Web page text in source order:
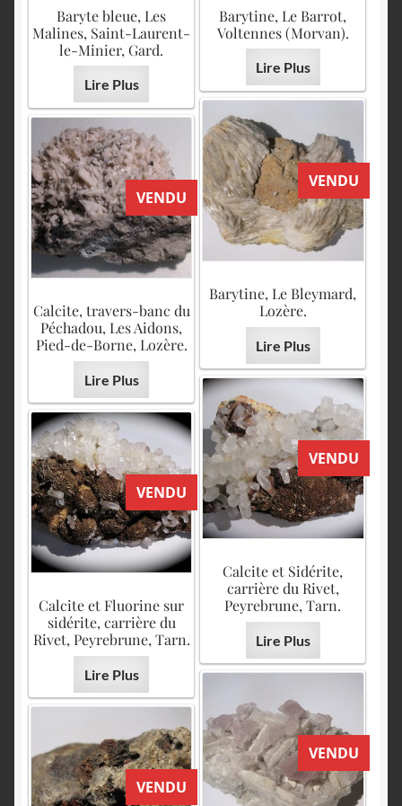
Baryte bleue, Les
Malines, Saint-Laurent-
le-Minier, Gard.
Lire Plus
Barytine, Le Barrot,
Voltennes (Morvan).
Lire Plus
VENDU
Barytine, Le Bleymard,
Lozère.
Lire Plus
VENDU
Calcite, travers-banc du
Péchadou, Les Aidons,
Pied-de-Borne, Lozère.
Lire Plus
VENDU
Calcite et Sidérite,
carrière du Rivet,
Peyrebrune, Tarn.
Lire Plus
VENDU
Calcite et Fluorine sur
sidérite, carrière du
Rivet, Peyrebrune, Tarn.
Lire Plus
VENDU
VENDU